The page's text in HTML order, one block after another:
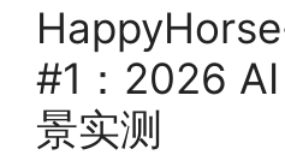
#1：2026
景实测